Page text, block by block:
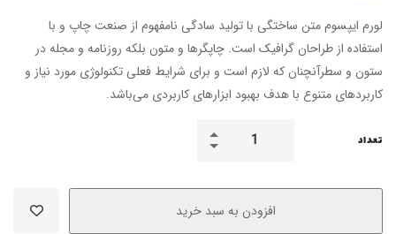
لورم ایپسوم متن ساختگی با تولید سادگی نامفهوم از صنعت چاپ و با
استفاده از طراحان گرافیک است. چاپگرها و متون بلکه روزنامه و مجله در
ستون و سطرآنچنان که لازم است و برای شرایط فعلی تکنولوژی مورد نیاز و
کاربردهای متنوع با هدف بهبود ابزارهای کاربردی می‌باشد.
تعداد
افزودن به سبد خرید